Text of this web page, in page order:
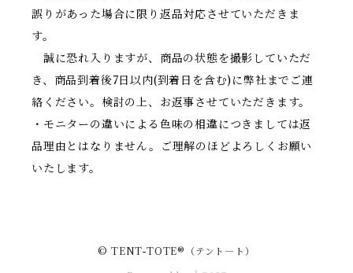
誤りがあった場合に限り返品対応させていただきま
す。
誠に恐れ入りますが、商品の状態を撮影していただ
き、商品到着後7日以内(到着日を含む)に弊社までご連
絡ください。検討の上、お返事させていただきます。
・モニターの違いによる色味の相違につきましては返
品理由とはなりません。ご理解のほどよろしくお願い
いたします。
© TENT-TOTE®（テント―ト）